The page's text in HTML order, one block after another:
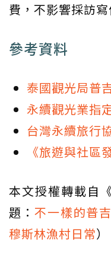
費，不影響採訪
參考資料
泰國觀光局普
永續觀光業指
台灣永續旅行
《旅遊與社區
本文授權轉載自
題：不一樣的普
穆斯林漁村日常）